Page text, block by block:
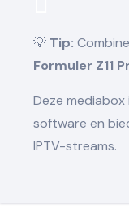
💡 Tip:
Formuler Z11
Deze
software en
IPTV-streams.